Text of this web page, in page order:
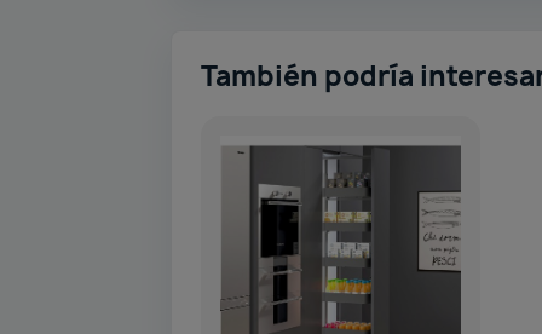
También podría